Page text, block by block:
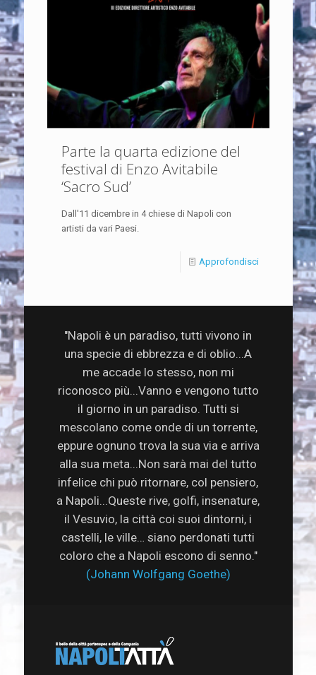
Parte la quarta edizione del
festival di Enzo Avitabile
‘Sacro Sud’
Dall'11 dicembre in 4 chiese di Napoli con
artisti da vari Paesi.
Approfondisci
"Napoli è un paradiso, tutti vivono in
una specie di ebbrezza e di oblio...A
me accade lo stesso, non mi
riconosco più...Vanno e vengono tutto
il giorno in un paradiso. Tutti si
mescolano come onde di un torrente,
eppure ognuno trova la sua via e arriva
alla sua meta...Non sarà mai del tutto
infelice chi può ritornare, col pensiero,
a Napoli...Queste rive, golfi, insenature,
il Vesuvio, la città coi suoi dintorni, i
castelli, le ville… siano perdonati tutti
coloro che a Napoli escono di senno."
(Johann Wolfgang Goethe)